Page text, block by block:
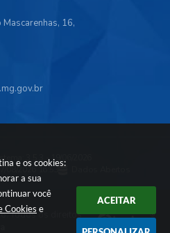
e os cookies:
a sua
você
Cookies e
ACEITAR
16,
3.5.3 - 19/06/2026
08/2026 16:53
Todos os direitos